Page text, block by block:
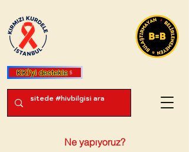
KKİ'yi destekle
Ne yapıyoruz?